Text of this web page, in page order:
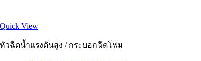
Quick View
หัวฉีดน้ำแรงดันสูง / กระบอกฉีดโฟม